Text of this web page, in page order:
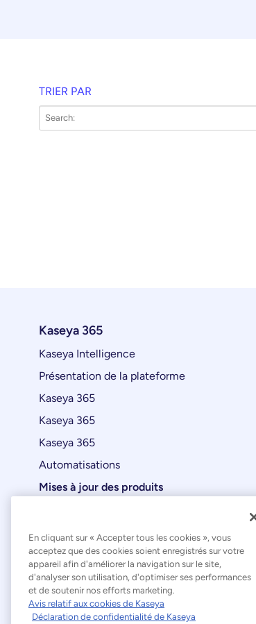
TRIER PAR
Kaseya 365
Kaseya Intelligence
Présentation de la plateforme
Kaseya 365
Kaseya 365
Kaseya 365
Automatisations
Mises à jour des produits
En cliquant sur « Accepter tous les cookies », vous
acceptez que des cookies soient enregistrés sur votre
appareil afin d'améliorer la navigation sur le site,
d'analyser son utilisation, d'optimiser ses performances
et de soutenir nos efforts marketing.
Avis relatif aux cookies de Kaseya
Déclaration de confidentialité de Kaseya